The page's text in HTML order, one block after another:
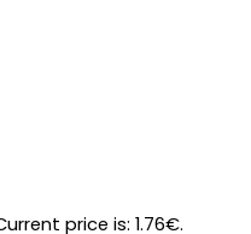
price is: 1.76€.